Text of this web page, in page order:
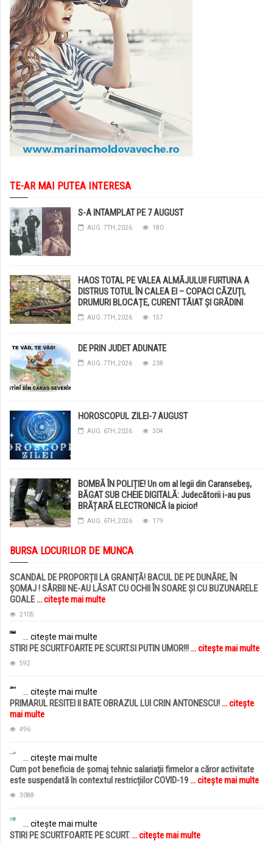
TE-AR MAI PUTEA INTERESA
S-A INTAMPLAT PE 7 AUGUST
AUG. 7TH, 2026 180
HAOS TOTAL PE VALEA ALMĂJULUI! FURTUNA A
DISTRUS TOTUL ÎN CALEA EI – COPACI CĂZUȚI,
DRUMURI BLOCAȚE, CURENT TĂIAT ȘI GRĂDINI
DISTRUSE DE GRINDINĂ!
AUG. 7TH, 2026 157
DE PRIN JUDET ADUNATE
AUG. 7TH, 2026 238
HOROSCOPUL ZILEI-7 AUGUST
AUG. 6TH, 2026 304
BOMBĂ ÎN POLIȚIE! Un om al legii din Caransebeș,
BĂGAT SUB CHEIE DIGITALĂ: Judecătorii i-au pus
BRĂȚARĂ ELECTRONICĂ la picior!
AUG. 6TH, 2026 179
BURSA LOCURILOR DE MUNCA
SCANDAL DE PROPORȚII LA GRANIȚĂ! BACUL DE PE DUNĂRE, ÎN
ȘOMAJ ! SÂRBII NE-AU LĂSAT CU OCHII ÎN SOARE ȘI CU BUZUNARELE
GOALE... citește mai multe
2105
... citește mai multe
STIRI PE SCURT.FOARTE PE SCURT.SI PUTIN UMOR!!!... citește mai multe
592
... citește mai multe
PRIMARUL RESITEI II BATE OBRAZUL LUI CRIN ANTONESCU!... citește
mai multe
496
... citește mai multe
Cum pot beneficia de șomaj tehnic salariații firmelor a căror activitate
este suspendată în contextul restricțiilor COVID-19... citește mai multe
3088
... citește mai multe
STIRI PE SCURT.FOARTE PE SCURT.... citește mai multe